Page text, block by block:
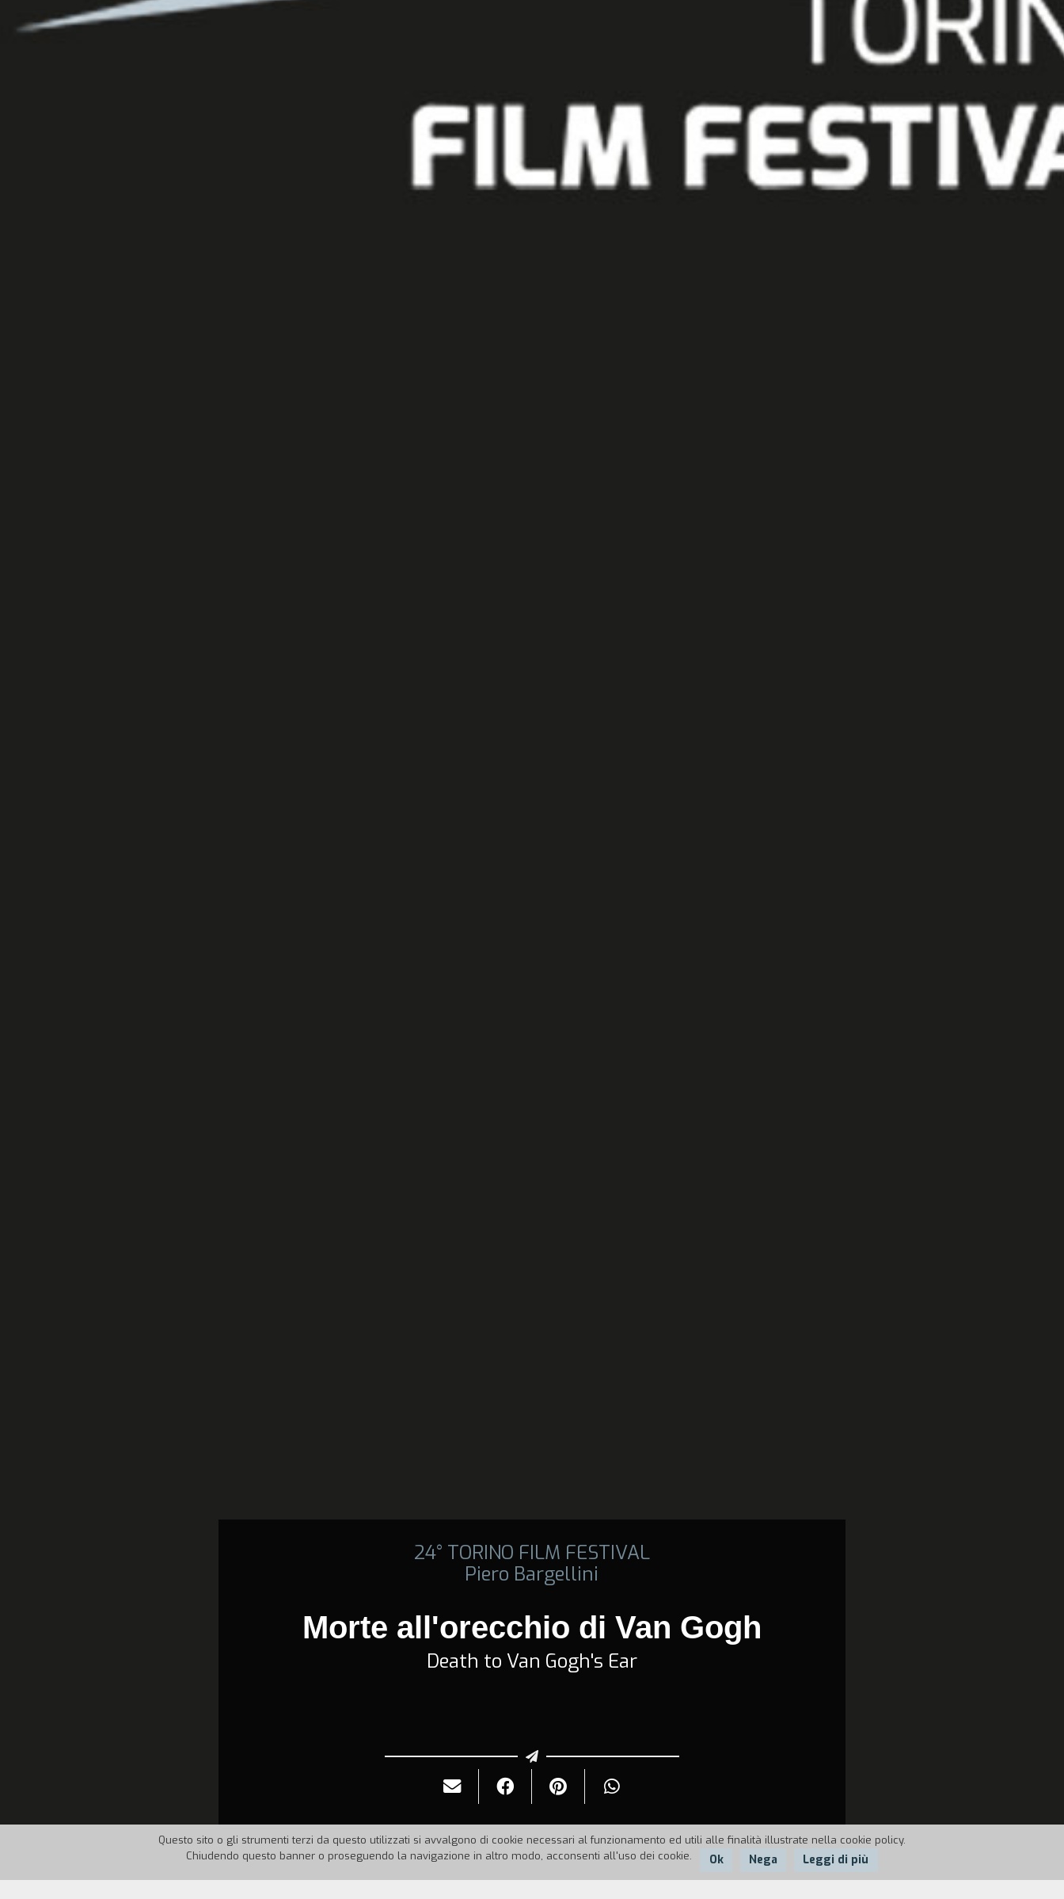
24° TORINO FILM FESTIVAL
Piero Bargellini
Morte all'orecchio di Van Gogh
Death to Van Gogh's Ear
Questo sito o gli strumenti terzi da questo utilizzati si avvalgono di cookie necessari al funzionamento ed utili alle finalità illustrate nella cookie policy.
Chiudendo questo banner o proseguendo la navigazione in altro modo, acconsenti all'uso dei cookie.
Ok Nega Leggi di più